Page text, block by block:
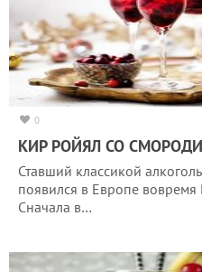
0
КИР РОЙЯЛ СО
Ставший классикой
появился в Европе
Сначала в…